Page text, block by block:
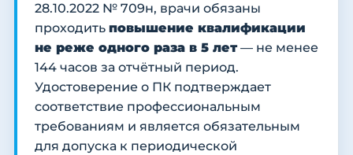
28.10.2022 № 709н, врачи обязаны
проходить повышение квалификации
не реже одного раза в 5 лет— не менее
144 часов за отчётный период.
Удостоверение о ПК подтверждает
соответствие профессиональным
требованиям и является обязательным
для допуска к периодической